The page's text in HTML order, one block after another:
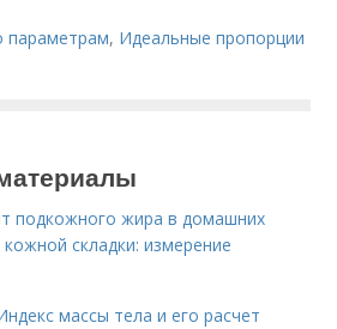
параметрам, Идеальные пропорции
подкожного жира в домашних
складки: измерение
массы тела и его расчет